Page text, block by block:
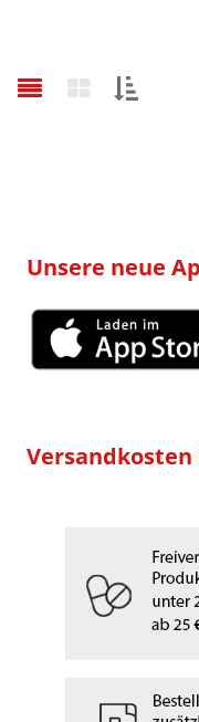
Unsere neue